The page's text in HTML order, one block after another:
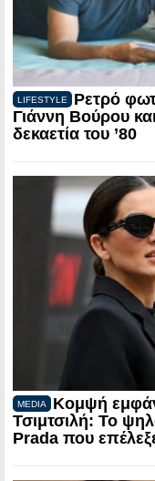
LIFESTYLE
Ρετρό
Γιάννη Βούρου
δεκαετία του ’80
MEDIA
Κομψή
Τσιμτσιλή: Το
Prada που